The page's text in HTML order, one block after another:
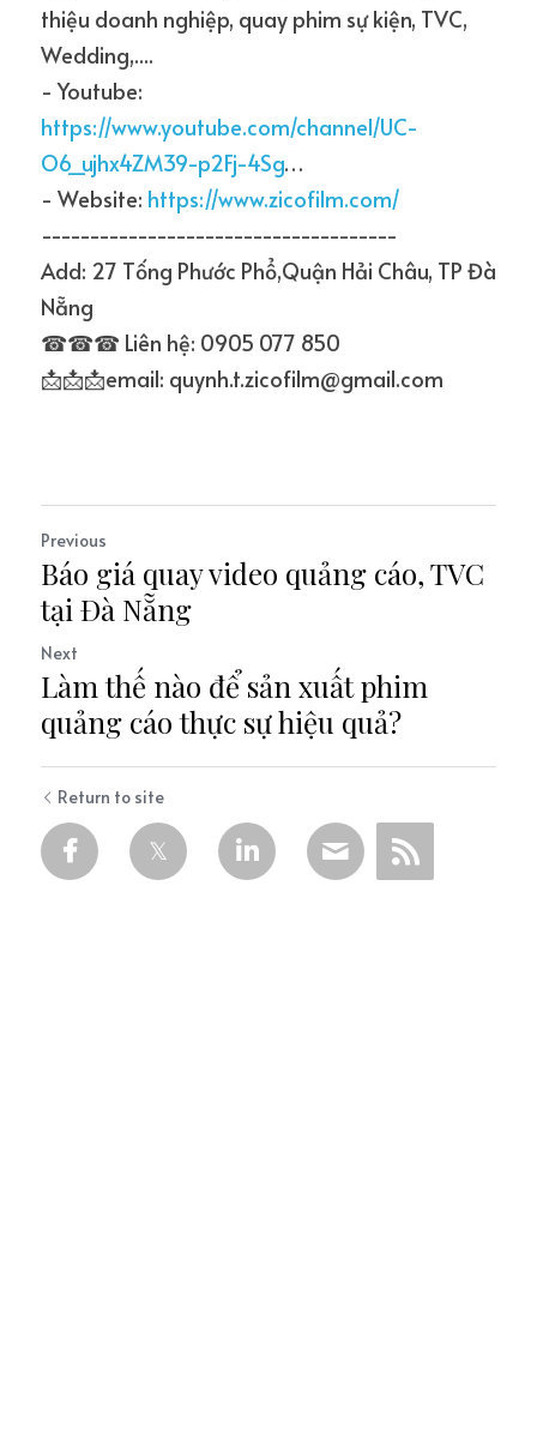
thiệu doanh nghiệp, quay phim sự kiện, TVC,
Wedding,....
https://www.youtube.com/channel/UC-
O6_ujhx4ZM39-p2Fj-4Sg…
- Website: https://www.zicofilm.com/
-------------------------------------
Add: 27 Tống Phước Phổ,Quận Hải Châu, TP Đà
Nẵng
☎☎☎ Liên hệ: 0905 077 850
📩📩📩email: quynh.t.zicofilm@gmail.com
Previous
Báo giá quay video quảng cáo, TVC
tại Đà Nẵng
Next
Làm thế nào để sản xuất phim
quảng cáo thực sự hiệu quả?
Return to site